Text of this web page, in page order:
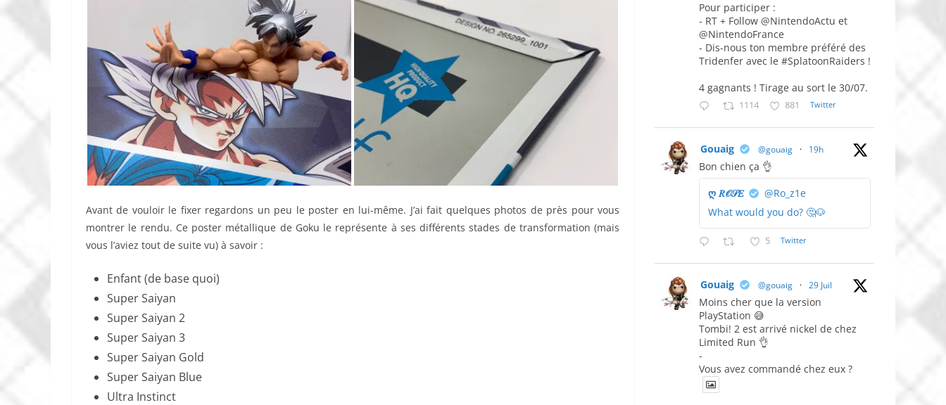
Avant de vouloir le fixer regardons un peu le poster en lui-même. J’ai fait quelques photos de près pour vous
montrer le rendu. Ce poster métallique de Goku le représente à ses différents stades de transformation (mais
vous l’aviez tout de suite vu) à savoir :
Enfant (de base quoi)
Super Saiyan
Super Saiyan 2
Super Saiyan 3
Super Saiyan Gold
Super Saiyan Blue
Ultra Instinct
Pour participer :
- RT + Follow @NintendoActu et
@NintendoFrance
- Dis-nous ton membre préféré des
Tridenfer avec le #SplatoonRaiders !
4 gagnants ! Tirage au sort le 30/07.
1114 881 Twitter
Gouaig @gouaig · 19h
Bon chien ça 👌
ღ 𝑅𝒪𝒮𝐸
@Ro_z1e
What would you do? 🤔🐶
5 Twitter
Gouaig @gouaig · 29 Juil
Moins cher que la version
PlayStation 😅
Tombi! 2 est arrivé nickel de chez
Limited Run 👌
-
Vous avez commandé chez eux ?